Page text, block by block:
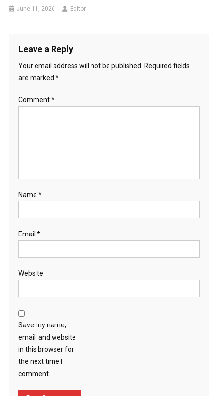
June 11, 2026 Editor
Leave a Reply
Your email address will not be published.
Required fields
are marked *
Comment*
Name *
Email *
Website
Save my name,
email, and website
in this browser for
the next time I
comment.